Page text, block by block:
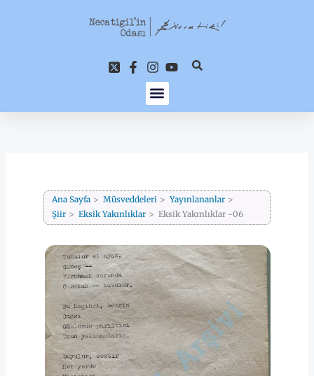
Ana Sayfa Müsveddeleri
Yayınlananlar
Şiir
Eksik Yakınlıklar Eksik Yakınlıklar -06